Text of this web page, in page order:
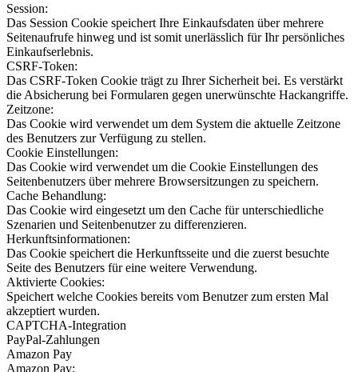
Session:
Das Session Cookie speichert Ihre Einkaufsdaten über mehrere
Seitenaufrufe hinweg und ist somit unerlässlich für Ihr persönliches
Einkaufserlebnis.
CSRF-Token:
Das CSRF-Token Cookie trägt zu Ihrer Sicherheit bei. Es verstärkt
die Absicherung bei Formularen gegen unerwünschte Hackangriffe.
Zeitzone:
Das Cookie wird verwendet um dem System die aktuelle Zeitzone
des Benutzers zur Verfügung zu stellen.
Cookie Einstellungen:
Das Cookie wird verwendet um die Cookie Einstellungen des
Seitenbenutzers über mehrere Browsersitzungen zu speichern.
Cache Behandlung:
Das Cookie wird eingesetzt um den Cache für unterschiedliche
Szenarien und Seitenbenutzer zu differenzieren.
Herkunftsinformationen:
Das Cookie speichert die Herkunftsseite und die zuerst besuchte
Seite des Benutzers für eine weitere Verwendung.
Aktivierte Cookies:
Speichert welche Cookies bereits vom Benutzer zum ersten Mal
akzeptiert wurden.
CAPTCHA-Integration
PayPal-Zahlungen
Amazon Pay
Amazon Pay: